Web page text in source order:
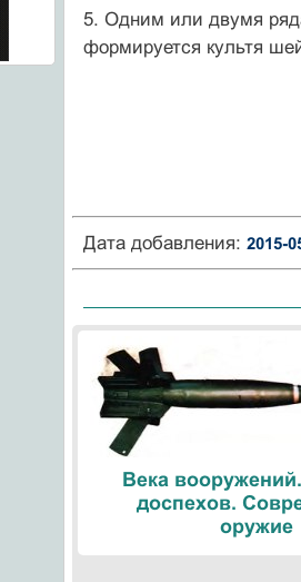
5. Одним или двумя
формируется куль­тя
Дата добавления: 2015-
Века
доспехов.
оружие